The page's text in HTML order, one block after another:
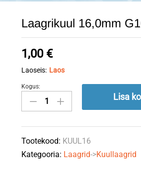
Laagrikuul 16,0mm
1,00 €
Laoseis: Laos
Laagrikuul
16,0mm
quantity
Kogus:
Lisa
Tootekood: KUUL16
Kategooria: Laagrid->Kuullaagrid